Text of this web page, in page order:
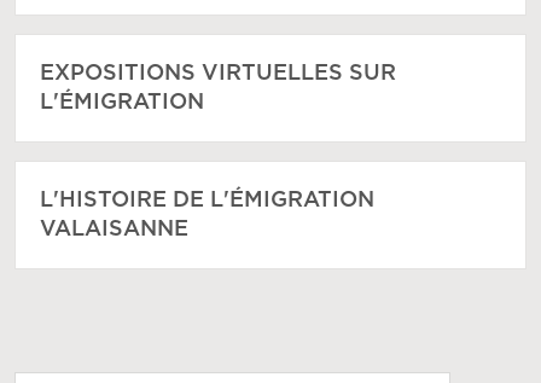
EXPOSITIONS VIRTUELLES SUR
L'ÉMIGRATION
L'HISTOIRE DE L'ÉMIGRATION
VALAISANNE